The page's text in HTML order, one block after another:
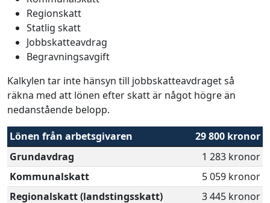
Regionskatt
Statlig skatt
Jobbskatteavdrag
Begravningsavgift
Kalkylen tar inte hänsyn till jobbskatteavdraget så
räkna med att lönen efter skatt är något högre än
nedanstående belopp.
Lönen från arbetsgivaren
29 800 kronor
Grundavdrag
1 283 kronor
Kommunalskatt
5 059 kronor
Regionalskatt (landstingsskatt)
3 445 kronor